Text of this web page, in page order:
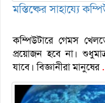
মস্তিষ্কের সাহায্যে
কম্পিউটারে গেমস
প্রয়োজন হবে না।
যাবে। বিজ্ঞানীরা মানুষের